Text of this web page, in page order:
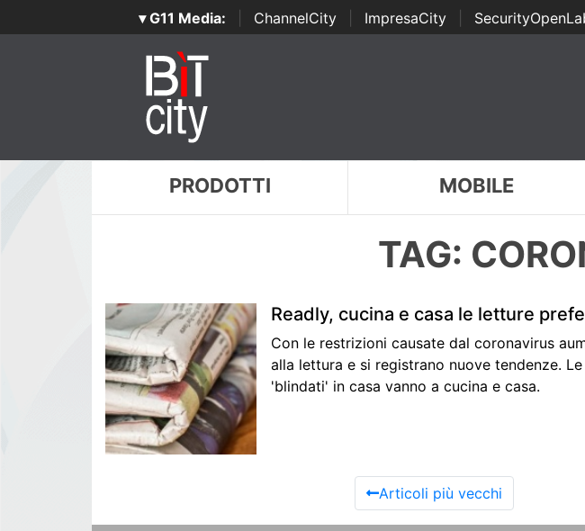
▾ G11 Media: ChannelCity ImpresaCity
PRODOTTI MOBILE
TAG:
Readly, cucina e casa le letture
Con le restrizioni causate dal coronavirus
alla lettura e si registrano nuove tendenze.
'blindati' in casa vanno a cucina e casa.
Articoli più vecchi